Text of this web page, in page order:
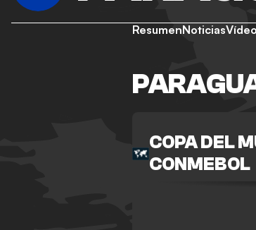
ResumenNoticias
COPA DEL
CONMEBOL